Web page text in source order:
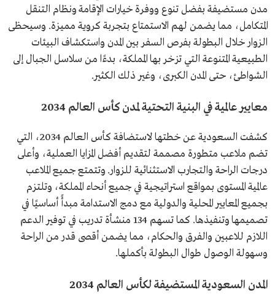
مدن مستضيفة بفضل تنوع ووفرة خيارات الإقامة ونظام التنقل
المتكامل، مما يضمن لهم الاستمتاع بتجربة كروية مميزة. وسيحظى
الزوار خلال البطولة بفرص السفر بين المدن واستكشاف البيئات
الطبيعية المتنوعة التي تزخر بها المملكة، بدءًا من سلاسل الجبال إلى
الشواطئ، حتى المدن الكبرى، وغير ذلك الكثير.
معايير عالمية في البنية التحتية لمدن كأس العالم 2034
كشفت السعودية عن خطتها لاستضافة كأس العالم 2034، التي
تضم ملاعب متطورة مصممة لتقديم أفضل المزايا العملية، وأعلى
درجات الراحة والتجارب الاستثنائية للزوار. وتتمتع جميع الملاعب
عالمية المستوى بمواقع استراتيجية في جميع أنحاء المملكة، وتلتزم
بجميع المعايير المحلية والدولية مع دمج الاستدامة مبدأً أساسيًا في
تصميمها وتنفيذها. كما تسهم 134 منشأة تدريب في توفير الدعم
اللازم للاعبين والفرق والحكام، مما يضمن أقصى قدر من الراحة
وسهولة الوصول طوال البطولة بأكملها.
المدن السعودية المستضيفة لكأس العالم 2034